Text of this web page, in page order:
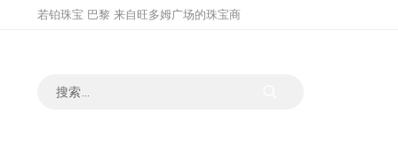
若铂珠宝 巴黎 来自旺多姆广场的珠宝商